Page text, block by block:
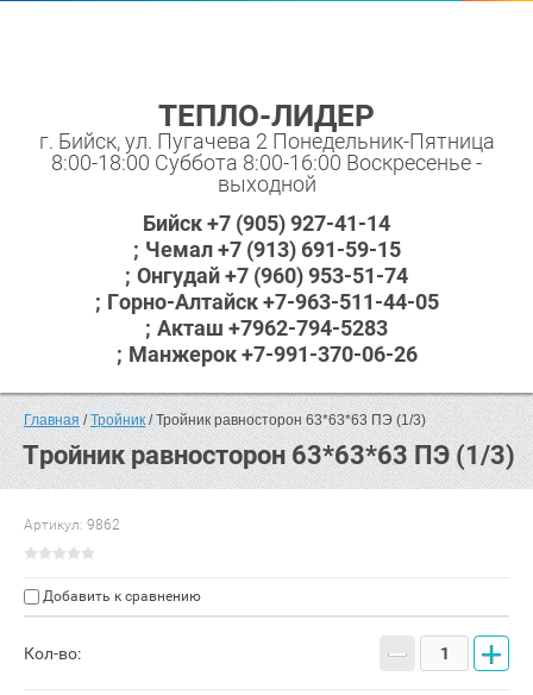
ТЕПЛО-ЛИДЕР
г. Бийск, ул. Пугачева 2 Понедельник-Пятница
8:00-18:00 Суббота 8:00-16:00 Воскресенье -
выходной
Бийск +7 (905) 927-41-14
Чемал +7 (913) 691-59-15
Онгудай +7 (960) 953-51-74
Горно-Алтайск +7-963-511-44-05
Акташ +7962-794-5283
Манжерок +7-991-370-06-26
Главная / Тройник / Тройник равносторон 63*63*63 ПЭ (1/3)
Тройник равносторон 63*63*63 ПЭ (1/3)
Артикул: 9862
Добавить к сравнению
Кол-во: − +